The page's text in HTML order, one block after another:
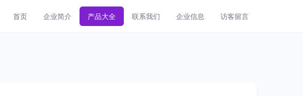
首页 企业简介 产品大全 联系我们 企业信息 访客留言